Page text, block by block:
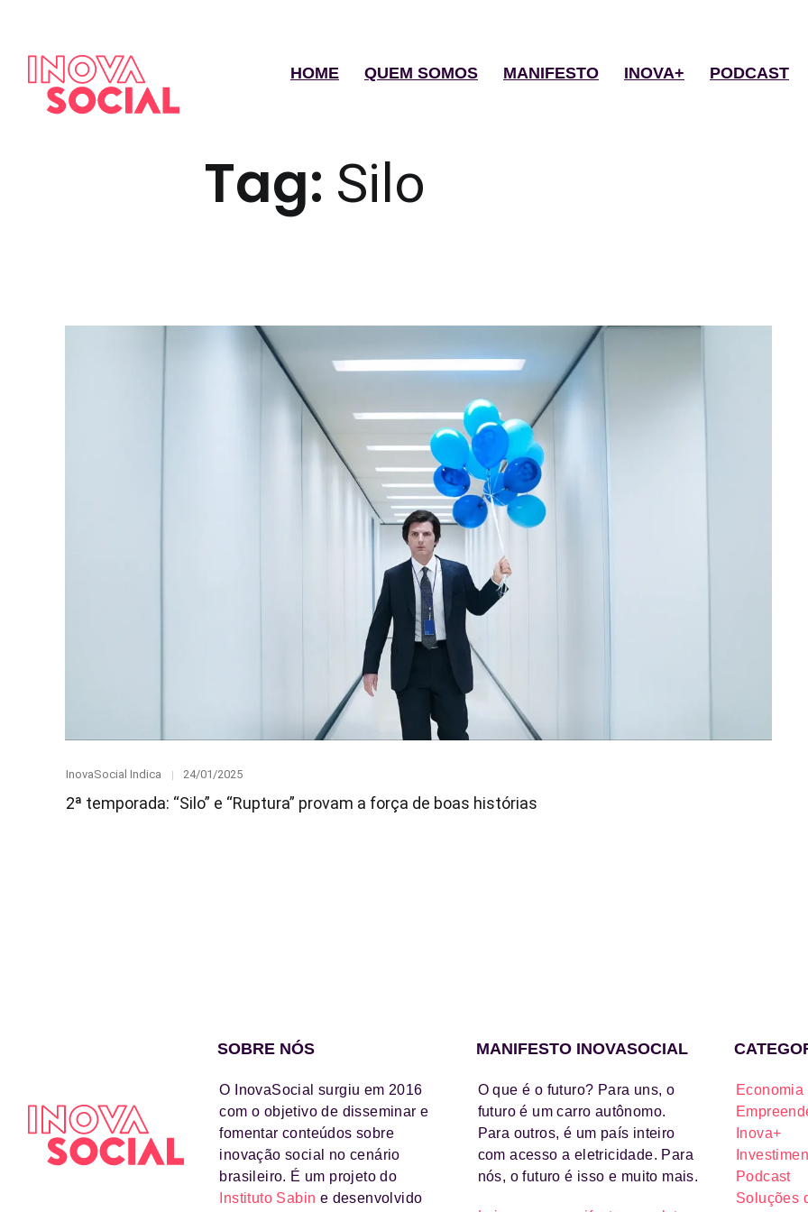
HOME QUEM SOMOS MANIFESTO INOVA+ PODCAST
Tag: Silo
Category
InovaSocial Indica
Posted
24/01/2025
2ª temporada: “Silo” e “Ruptura” provam a força de boas histórias
SOBRE NÓS
O InovaSocial surgiu em 2016
com o objetivo de disseminar e
fomentar conteúdos sobre
inovação social no cenário
brasileiro. É um projeto do
Instituto Sabin e desenvolvido
MANIFESTO INOVASOCIAL
O que é o futuro? Para uns, o
futuro é um carro autônomo.
Para outros, é um país inteiro
com acesso a eletricidade. Para
nós, o futuro é isso e muito mais.
Inova+
Podcast
Soluções